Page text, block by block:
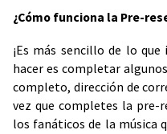
¿Cómo funciona la Pre-
¡Es más sencillo de lo
hacer es completar
completo, dirección de
vez que completes la pre-
los fanáticos de la música